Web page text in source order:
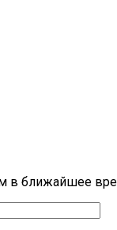
в ближайшее